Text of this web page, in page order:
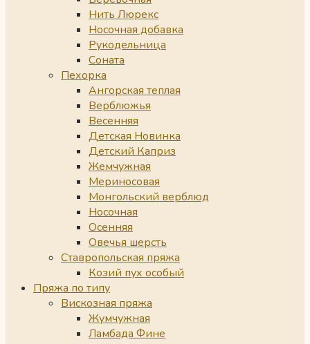
Нить Люрекс
Носочная добавка
Рукодельница
Соната
Пехорка
Ангорская теплая
Верблюжья
Весенняя
Детская Новинка
Детский Каприз
Жемчужная
Мериносовая
Монгольский верблюд
Носочная
Осенняя
Овечья шерсть
Ставропольская пряжа
Козий пух особый
Пряжа по типу
Вискозная пряжа
Жумчужная
Ламбада Фине